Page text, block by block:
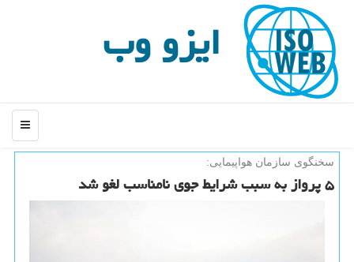
ایزو وب
منو
سخنگوی سازمان هواپیمایی:
۵ پرواز به سبب شرایط جوی نامناسب لغو شد